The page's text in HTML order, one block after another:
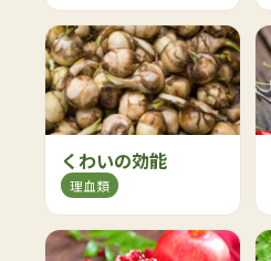
くわいの効能
理血類